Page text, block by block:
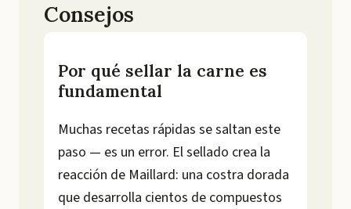
Consejos
Por qué sellar la carne es
fundamental
Muchas recetas rápidas se saltan este
paso — es un error. El sellado crea la
reacción de Maillard: una costra dorada
que desarrolla cientos de compuestos